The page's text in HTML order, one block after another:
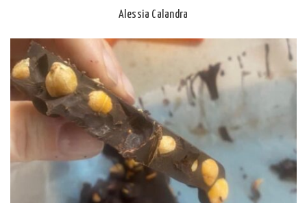
Posted
Alessia Calandra